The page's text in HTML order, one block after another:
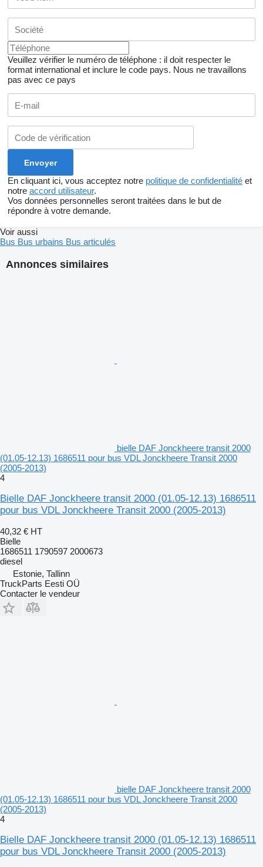
Veuillez vérifier le numéro de téléphone : il doit respecter le
format international et inclure le code pays. Nous ne travaillons
pas avec ce pays
En cliquant ici, vous acceptez notre politique de confidentialité et
notre accord utilisateur.
Vos données personnelles seront traitées dans le but de
répondre à votre demande.
Annonces similaires
bielle DAF Jonckheere transit 2000
(01.05-12.13) 1686511 pour bus VDL Jonckheere Transit 2000
(2005-2013)
4
Bielle DAF Jonckheere transit 2000 (01.05-12.13) 1686511
pour bus VDL Jonckheere Transit 2000 (2005-2013)
40,32 € HT
Bielle
1686511 1790597 2000673
diesel
Estonie, Tallinn
TruckParts Eesti OÜ
Contacter le vendeur
bielle DAF Jonckheere transit 2000
(01.05-12.13) 1686511 pour bus VDL Jonckheere Transit 2000
(2005-2013)
4
Bielle DAF Jonckheere transit 2000 (01.05-12.13) 1686511
pour bus VDL Jonckheere Transit 2000 (2005-2013)
Voir aussi
Bus Bus urbains Bus articulés